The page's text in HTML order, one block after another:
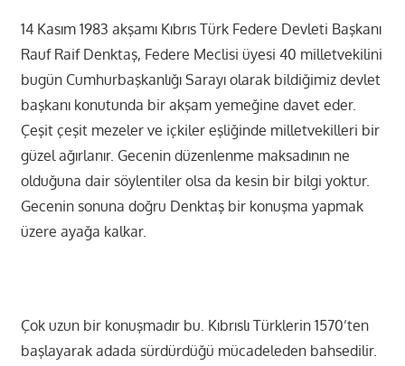
14 Kasım 1983 akşamı Kıbrıs Türk Federe Devleti Başkanı
Rauf Raif Denktaş, Federe Meclisi üyesi 40 milletvekilini
bugün Cumhurbaşkanlığı Sarayı olarak bildiğimiz devlet
başkanı konutunda bir akşam yemeğine davet eder.
Çeşit çeşit mezeler ve içkiler eşliğinde milletvekilleri bir
güzel ağırlanır. Gecenin düzenlenme maksadının ne
olduğuna dair söylentiler olsa da kesin bir bilgi yoktur.
Gecenin sonuna doğru Denktaş bir konuşma yapmak
üzere ayağa kalkar.
Çok uzun bir konuşmadır bu. Kıbrıslı Türklerin 1570’ten
başlayarak adada sürdürdüğü mücadeleden bahsedilir.